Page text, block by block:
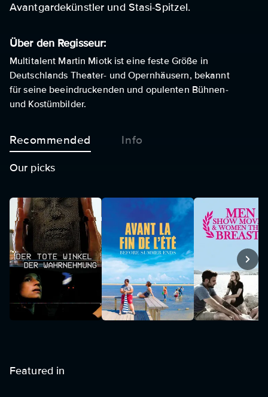
Avantgardekünstler und Stasi-Spitzel.
Über den Regisseur:
Multitalent Martin Miotk ist eine feste Größe in
Deutschlands Theater- und Opernhäusern, bekannt
für seine beeindruckenden und opulenten Bühnen-
und Kostümbilder.
Recommended Info
Our picks
Featured in